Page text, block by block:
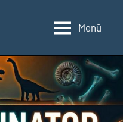
Menü